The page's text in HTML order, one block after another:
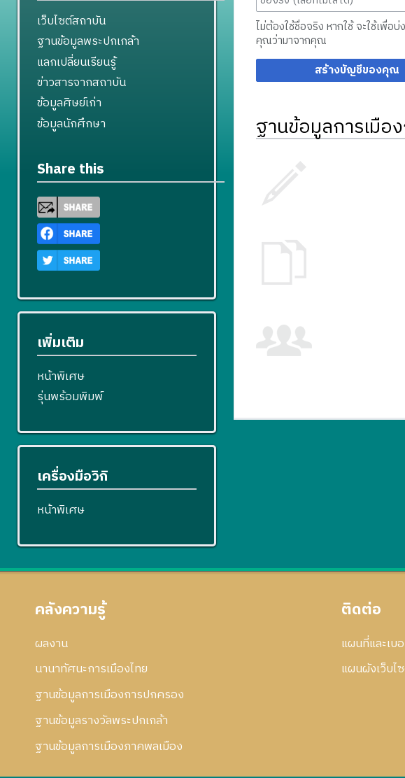
ไม่ต้องใช้ชื่อจริง หากใช้ จะใช้เพื่อบ่
คุณว่ามาจากคุณ
สร้างบัญชีของคุณ
ฐานข้อมูลการเมือ
เว็บไซต์สถาบัน
ฐานข้อมูลพระปกเกล้า
แลกเปลี่ยนเรียนรู้
ข่าวสารจากสถาบัน
ข้อมูลศิษย์เก่า
ข้อมูลนักศึกษา
Share this
เพิ่มเติม
หน้าพิเศษ
รุ่นพร้อมพิมพ์
เครื่องมือวิกิ
หน้าพิเศษ
คลังความรู้
ผลงาน
นานาทัศนะการเมืองไทย
ฐานข้อมูลการเมืองการปกครอง
ฐานข้อมูลรางวัลพระปกเกล้า
ฐานข้อมูลการเมืองภาคพลเมือง
ติดต่อ
แผนที่และเบ
แผนผังเว็บไ